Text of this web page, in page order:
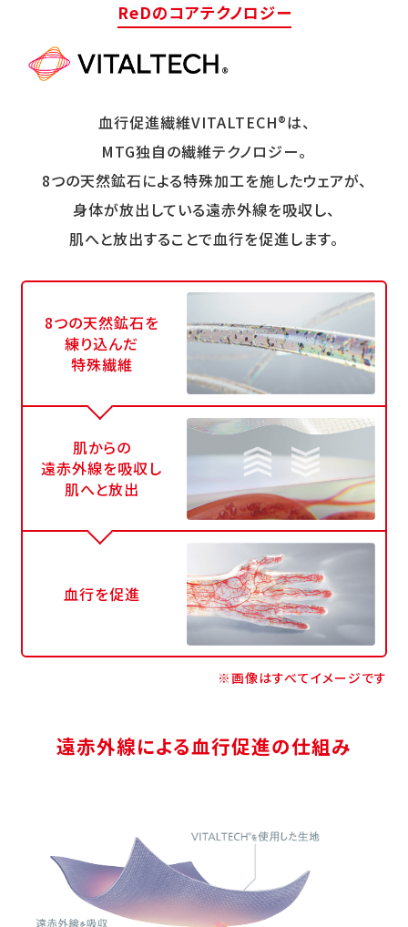
ReDのコアテクノロジー
血行促進繊維VITALTECH®は、
MTG独自の繊維テクノロジー。
8つの天然鉱石による特殊加工を施したウェアが、
身体が放出している遠赤外線を吸収し、
肌へと放出することで血行を促進します。
8つの天然鉱石を
練り込んだ
特殊繊維
肌からの
遠赤外線を吸収し
肌へと放出
血行を促進
※画像はすべてイメージです
遠赤外線による血行促進の仕組み